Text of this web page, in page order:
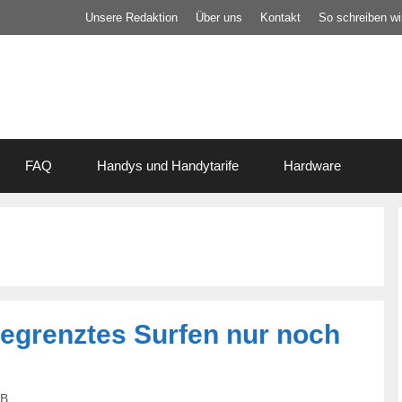
Unsere Redaktion Über uns Kontakt So schreiben
FAQ Handys und Handytarife Hardware
Surfen nur noch